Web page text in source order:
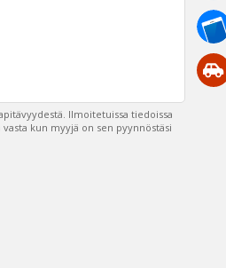
Ilmoitetuissa tiedoissa
kun myyjä on sen pyynnöstäsi